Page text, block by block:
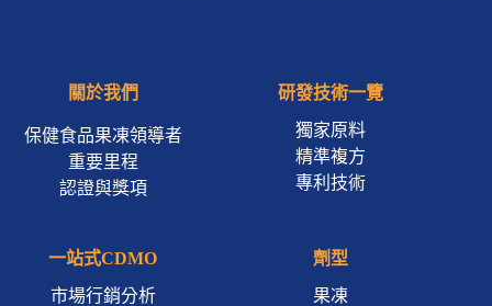
關於我們
保健食品果凍領導者
重要里程
認證與獎項
研發技術一覽
獨家原料
精準複方
專利技術
一站式CDMO
市場行銷分析
劑型
果凍